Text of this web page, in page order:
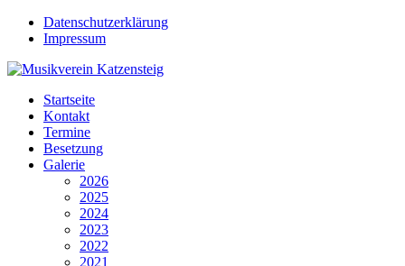
Datenschutzerklärung
Impressum
Startseite
Kontakt
Termine
Besetzung
Galerie
2026
2025
2024
2023
2022
2021